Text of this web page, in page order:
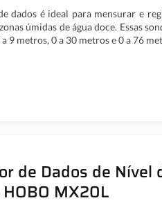
dados é ideal para mensurar e
úmidas de água doce. Essas
9 metros, 0 a 30 metros e 0 a 76
de Dados de Nível
MX20L